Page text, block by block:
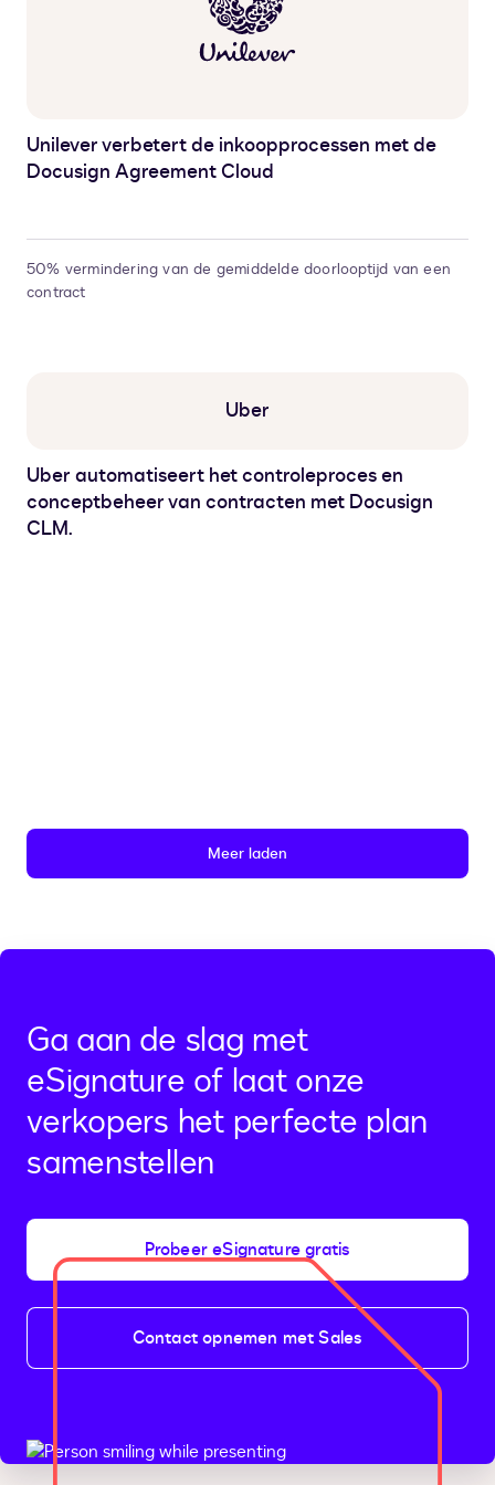
Unilever verbetert de inkoopprocessen met de
Docusign Agreement Cloud
50% vermindering van de gemiddelde doorlooptijd van een
contract
Uber
Uber automatiseert het controleproces en
conceptbeheer van contracten met Docusign
CLM.
Meer laden
Ga aan de slag met
eSignature of laat onze
verkopers het perfecte plan
samenstellen
Probeer eSignature gratis
Contact opnemen met Sales